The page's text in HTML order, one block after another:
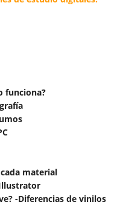
funciona?
material
-Diferencias de vinilos